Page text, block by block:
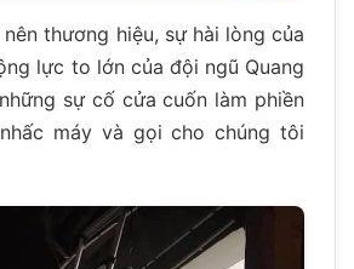
thương hiệu, sự hài lòng của
lực to lớn của đội ngũ Quang
sự cố cửa cuốn làm phiền
máy và gọi cho chúng tôi